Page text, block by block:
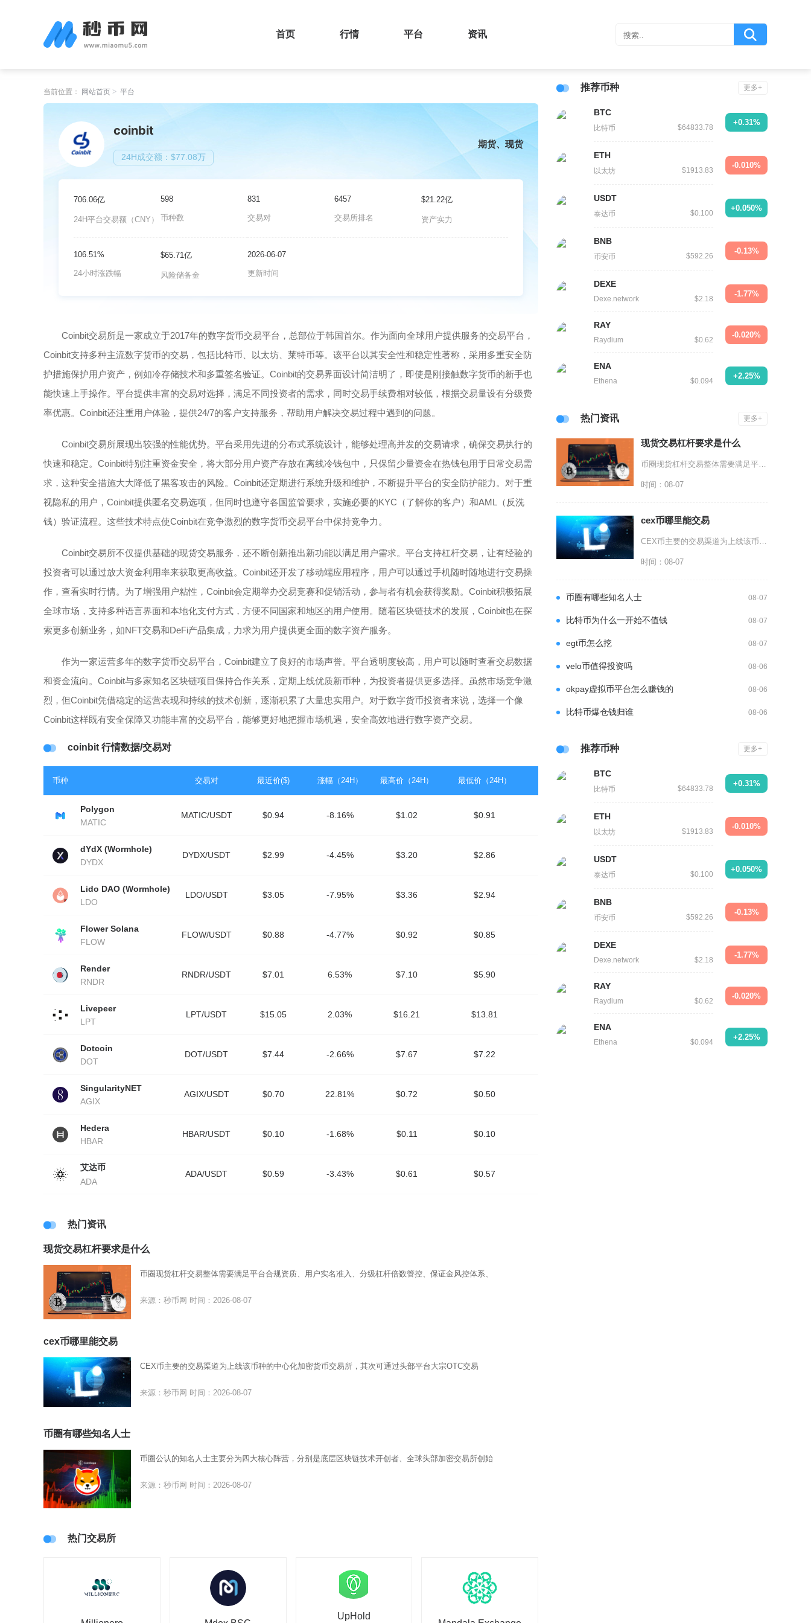
首页 行情 平台 资讯
当前位置： 网站首页 平台
coinbit
24H成交额：$77.08万
期货、现货
706.06亿
24H平台交易额（CNY）
598
币种数
831
交易对
6457
交易所排名
$21.22亿
资产实力
106.51%
24小时涨跌幅
$65.71亿
风险储备金
2026-06-07
更新时间
Coinbit交易所是一家成立于2017年的数字货币交易平台，总部位于韩国首尔。作为面向全球用户提供服务的交易平台，
Coinbit支持多种主流数字货币的交易，包括比特币、以太坊、莱特币等。该平台以其安全性和稳定性著称，采用多重安全防
护措施保护用户资产，例如冷存储技术和多重签名验证。Coinbit的交易界面设计简洁明了，即使是刚接触数字货币的新手也
能快速上手操作。平台提供丰富的交易对选择，满足不同投资者的需求，同时交易手续费相对较低，根据交易量设有分级费
率优惠。Coinbit还注重用户体验，提供24/7的客户支持服务，帮助用户解决交易过程中遇到的问题。
Coinbit交易所展现出较强的性能优势。平台采用先进的分布式系统设计，能够处理高并发的交易请求，确保交易执行的
快速和稳定。Coinbit特别注重资金安全，将大部分用户资产存放在离线冷钱包中，只保留少量资金在热钱包用于日常交易需
求，这种安全措施大大降低了黑客攻击的风险。Coinbit还定期进行系统升级和维护，不断提升平台的安全防护能力。对于重
视隐私的用户，Coinbit提供匿名交易选项，但同时也遵守各国监管要求，实施必要的KYC（了解你的客户）和AML（反洗
钱）验证流程。这些技术特点使Coinbit在竞争激烈的数字货币交易平台中保持竞争力。
Coinbit交易所不仅提供基础的现货交易服务，还不断创新推出新功能以满足用户需求。平台支持杠杆交易，让有经验的
投资者可以通过放大资金利用率来获取更高收益。Coinbit还开发了移动端应用程序，用户可以通过手机随时随地进行交易操
作，查看实时行情。为了增强用户粘性，Coinbit会定期举办交易竞赛和促销活动，参与者有机会获得奖励。Coinbit积极拓展
全球市场，支持多种语言界面和本地化支付方式，方便不同国家和地区的用户使用。随着区块链技术的发展，Coinbit也在探
索更多创新业务，如NFT交易和DeFi产品集成，力求为用户提供更全面的数字资产服务。
作为一家运营多年的数字货币交易平台，Coinbit建立了良好的市场声誉。平台透明度较高，用户可以随时查看交易数据
和资金流向。Coinbit与多家知名区块链项目保持合作关系，定期上线优质新币种，为投资者提供更多选择。虽然市场竞争激
烈，但Coinbit凭借稳定的运营表现和持续的技术创新，逐渐积累了大量忠实用户。对于数字货币投资者来说，选择一个像
Coinbit这样既有安全保障又功能丰富的交易平台，能够更好地把握市场机遇，安全高效地进行数字资产交易。
coinbit 行情数据/交易对
币种 交易对 最近价($) 涨幅（24H） 最高价（24H） 最低价（24H）
Polygon
MATIC
MATIC/USDT $0.94 -8.16% $1.02 $0.91
dYdX (Wormhole)
DYDX
DYDX/USDT $2.99 -4.45% $3.20 $2.86
Lido DAO (Wormhole)
LDO
LDO/USDT $3.05 -7.95% $3.36 $2.94
Flower Solana
FLOW
FLOW/USDT $0.88 -4.77% $0.92 $0.85
Render
RNDR
RNDR/USDT $7.01 6.53% $7.10 $5.90
Livepeer
LPT
LPT/USDT $15.05 2.03% $16.21 $13.81
Dotcoin
DOT
DOT/USDT $7.44 -2.66% $7.67 $7.22
SingularityNET
AGIX
AGIX/USDT $0.70 22.81% $0.72 $0.50
Hedera
HBAR
HBAR/USDT $0.10 -1.68% $0.11 $0.10
艾达币
ADA
ADA/USDT $0.59 -3.43% $0.61 $0.57
热门资讯
现货交易杠杆要求是什么
币圈现货杠杆交易整体需要满足平台合规资质、用户实名准入、分级杠杆倍数管控、保证金风控体系、
来源：秒币网 时间：2026-08-07
cex币哪里能交易
CEX币主要的交易渠道为上线该币种的中心化加密货币交易所，其次可通过头部平台大宗OTC交易
来源：秒币网 时间：2026-08-07
币圈有哪些知名人士
币圈公认的知名人士主要分为四大核心阵营，分别是底层区块链技术开创者、全球头部加密交易所创始
来源：秒币网 时间：2026-08-07
热门交易所
UpHold
推荐币种 更多+
BTC
比特币 $64833.78
+0.31%
ETH
以太坊 $1913.83
-0.010%
USDT
泰达币 $0.100
+0.050%
BNB
币安币 $592.26
-0.13%
DEXE
Dexe.network $2.18
-1.77%
RAY
Raydium $0.62
-0.020%
ENA
Ethena $0.094
+2.25%
热门资讯 更多+
现货交易杠杆要求是什么
币圈现货杠杆交易整体需要满足平台合规资质、用户实名准入、分级杠杆倍数管控、保证金风控体系、
时间：08-07
cex币哪里能交易
CEX币主要的交易渠道为上线该币种的中心化加密货币交易所，其次可通过头部平台大宗OTC交易
时间：08-07
币圈有哪些知名人士 08-07
比特币为什么一开始不值钱 08-07
egt币怎么挖 08-07
velo币值得投资吗 08-06
okpay虚拟币平台怎么赚钱的 08-06
比特币爆仓钱归谁 08-06
推荐币种 更多+
BTC
比特币 $64833.78
+0.31%
ETH
以太坊 $1913.83
-0.010%
USDT
泰达币 $0.100
+0.050%
BNB
币安币 $592.26
-0.13%
DEXE
Dexe.network $2.18
-1.77%
RAY
Raydium $0.62
-0.020%
ENA
Ethena $0.094
+2.25%